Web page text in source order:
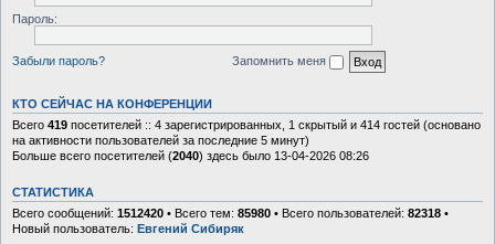
Пароль:
Забыли пароль? Запомнить меня
КТО СЕЙЧАС НА КОНФЕРЕНЦИИ
Всего 419 посетителей :: 4 зарегистрированных, 1 скрытый и 414 гостей (основано
на активности пользователей за последние 5 минут)
Больше всего посетителей (2040) здесь было 13-04-2026 08:26
СТАТИСТИКА
Всего сообщений: 1512420 • Всего тем: 85980 • Всего пользователей: 82318 •
Новый пользователь: Евгений Сибиряк